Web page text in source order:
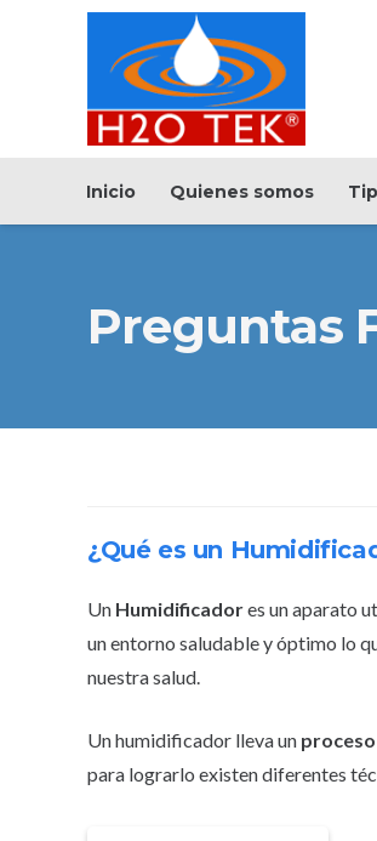
Inicio Quienes somos
Preguntas
¿Qué es un
Un Humidificadores un aparato
un entorno saludable y óptimo lo
nuestra salud.
Un humidificador lleva un
para lograrlo existen diferentes